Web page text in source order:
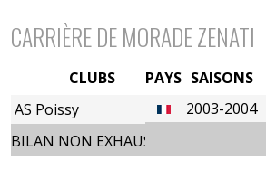
CARRIÈRE DE MORADE ZENATI
PAYS SAISONS
2003-2004
CLUBS
AS Poissy
BILAN NON EXHAUSTIF